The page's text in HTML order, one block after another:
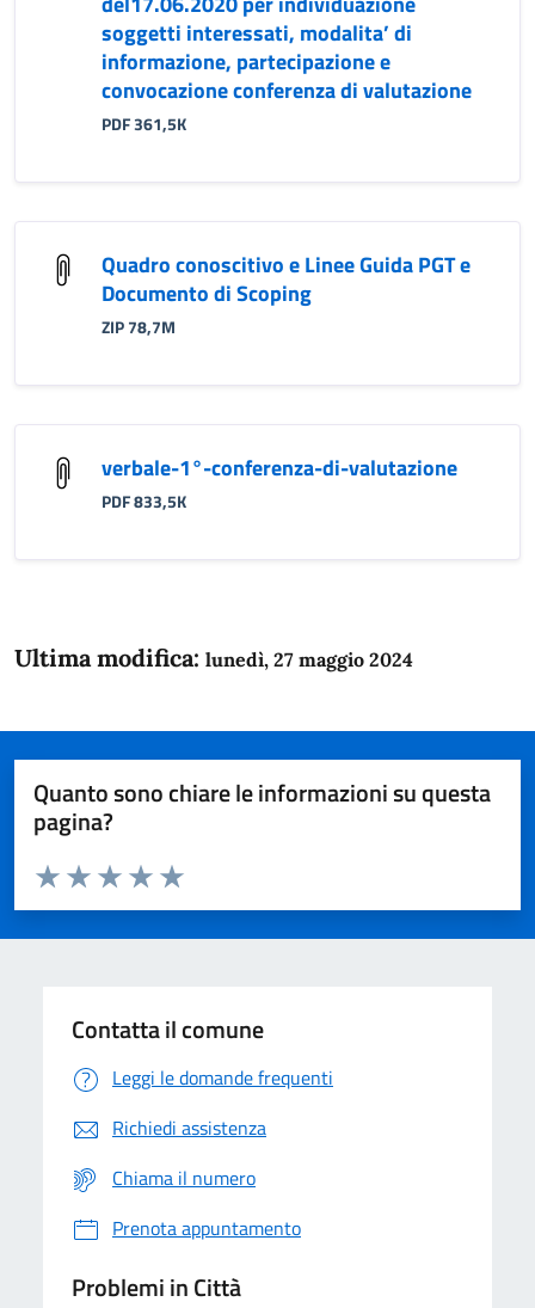
soggetti interessati, modalita’ di
informazione, partecipazione e
convocazione conferenza di valutazione
PDF 361,5K
Quadro conoscitivo e Linee Guida PGT e
Documento di Scoping
ZIP 78,7M
verbale-1°-conferenza-di-valutazione
PDF 833,5K
Ultima modifica: lunedì, 27 maggio 2024
Quanto sono chiare le informazioni su questa
pagina?
Domanda
Valuta da 1 a 5 stelle la pagina
Valuta 5 stelle su 5
Valuta 4 stelle su 5
Valuta 3 stelle su 5
Valuta 2 stelle su 5
Valuta 1 stelle su 5
Contatta il comune
Leggi le domande frequenti
Richiedi assistenza
Chiama il numero
Prenota appuntamento
Problemi in Città